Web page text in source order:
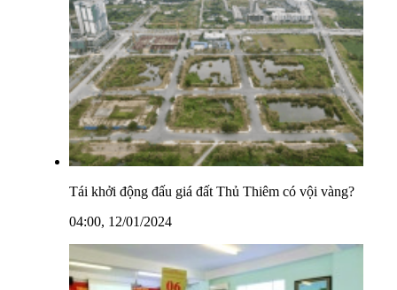
Tái khởi động đấu giá đất Thủ Thiêm có vội vàng?
04:00, 12/01/2024